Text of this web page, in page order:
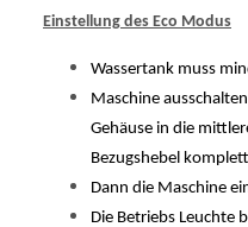
Einstellung des Eco Modus
Wassertank muss
Maschine
Gehäuse in die
Bezugshebel
Dann die Maschine
Die Betriebs Leuchte